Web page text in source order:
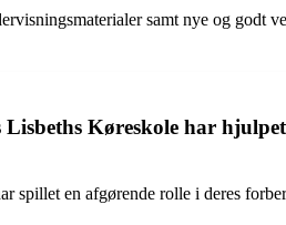
samt nye og godt
Køreskole har
en afgørende rolle i deres